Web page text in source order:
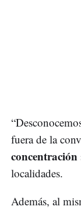
fuera de la
concentración
localidades.
Además, al